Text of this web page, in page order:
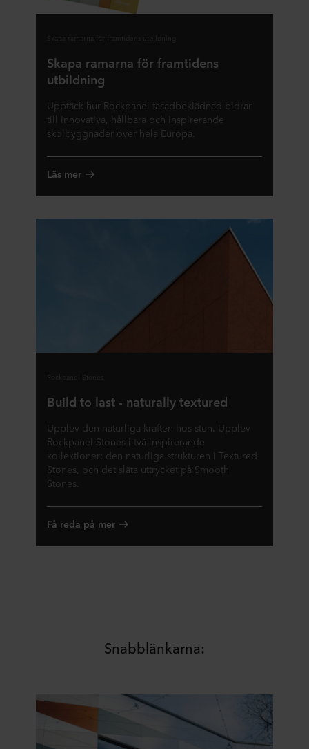
Skapa ramarna för framtidens
utbildning
Upptäck hur Rockpanel fasadbeklädnad bidrar
till innovativa, hållbara och inspirerande
skolbyggnader över hela Europa.
Läs mer
Build to last - naturally textured
Upplev den naturliga kraften hos sten. Upplev
Rockpanel Stones i två inspirerande
kollektioner: den naturliga strukturen i Textured
Stones, och det släta uttrycket på Smooth
Stones.
Få reda på mer
Snabblänkarna: